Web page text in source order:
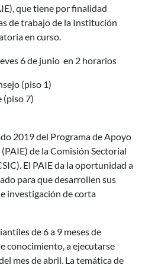
que tiene por finalidad
de trabajo de la Institución
en curso.
6 de junio en 2 horarios
(piso 1)
(piso 7)
2019 del Programa de Apoyo
de la Comisión Sectorial
El PAIE da la oportunidad a
para que desarrollen sus
investigación de corta
de 6 a 9 meses de
conocimiento, a ejecutarse
mes de abril. La temática de